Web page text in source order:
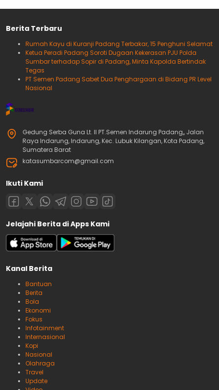
Berita Terbaru
Rumah Kayu di Kuranji Padang Terbakar, 15 Penghuni Selamat
Ketua Peradi Padang Soroti Dugaan Kekerasan PJU Polda
Sumbar terhadap Sopir di Padang, Minta Kapolda Bertindak
Tegas
PT Semen Padang Sabet Dua Penghargaan di Bidang PR Level
Nasional
Gedung Serba Guna Lt. II PT.Semen Indarung Padang,, Jalan
Raya Indarung, Indarung, Kec. Lubuk Kilangan, Kota Padang,
Sumatera Barat
katasumbarcom@gmail.com
Ikuti Kami
Jelajahi Berita di Apps Kami
Kanal Berita
Bantuan
Berita
Bola
Ekonomi
Fokus
Infotainment
Internasional
Kopi
Nasional
Olahraga
Travel
Update